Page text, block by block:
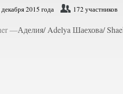
2015 года 172 участников
—Аделия/ Adelya Шаехова/